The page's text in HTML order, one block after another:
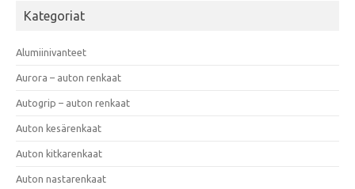
Kategoriat
Alumiinivanteet
Aurora – auton renkaat
Autogrip – auton renkaat
Auton kesärenkaat
Auton kitkarenkaat
Auton nastarenkaat